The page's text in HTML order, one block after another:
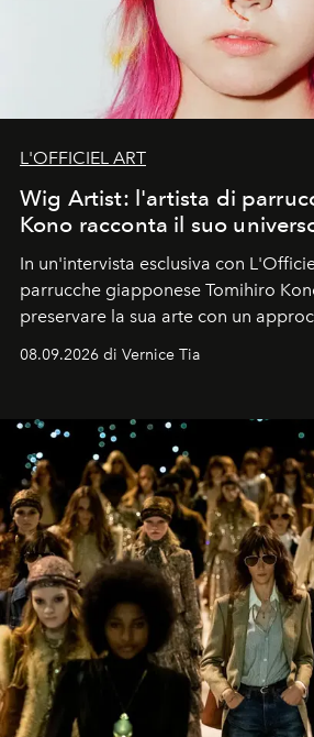
L'OFFICIEL ART
Wig Artist: l'artista di
Kono racconta il suo
In un'intervista esclusiva con
parrucche giapponese Tomihiro
preservare la sua arte con un
contemporaneo.
08.09.2026 di Vernice Tia